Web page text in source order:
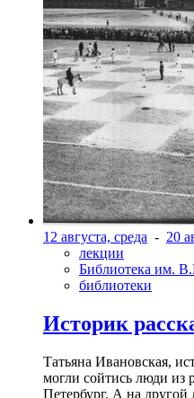
12 августа, среда - 20
лекции
Библиотека им.
библиотеки
Историк
Татьяна Ивановская,
могли сойтись люди из
Петербург. А на